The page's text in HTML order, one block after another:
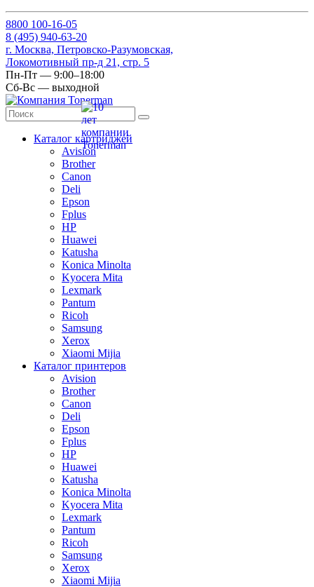
8800 100-16-05
8 (495) 940-63-20
г. Москва, Петровско-Разумовская,
Локомотивный пр-д 21, стр. 5
Пн-Пт — 9:00–18:00
Сб-Вс — выходной
Каталог картриджей
Avision
Brother
Canon
Deli
Epson
Fplus
HP
Huawei
Katusha
Konica Minolta
Kyocera Mita
Lexmark
Pantum
Ricoh
Samsung
Xerox
Xiaomi Mijia
Каталог принтеров
Avision
Brother
Canon
Deli
Epson
Fplus
HP
Huawei
Katusha
Konica Minolta
Kyocera Mita
Lexmark
Pantum
Ricoh
Samsung
Xerox
Xiaomi Mijia